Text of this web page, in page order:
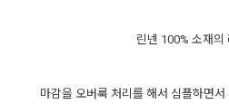
린넨 100% 소재의
마감을 오버룩 처리를 해서 심플하면